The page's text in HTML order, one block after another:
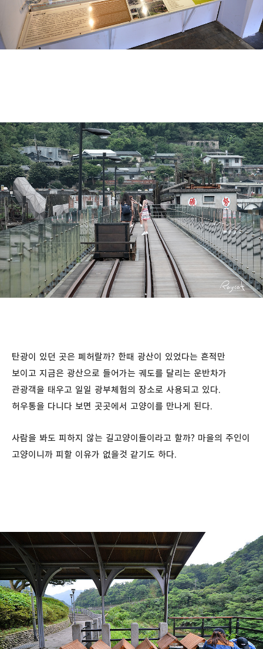
탄광이 있던 곳은 폐허랄까? 한때 광산이 있었다는 흔적만
보이고 지금은 광산으로 들어가는 궤도를 달리는 운반차가
관광객을 태우고 일일 광부체험의 장소로 사용되고 있다.
허우통을 다니다 보면 곳곳에서 고양이를 만나게 된다.
사람을 봐도 피하지 않는 길고양이들이라고 할까? 마을의 주인이
고양이니까 피할 이유가 없을것 같기도 하다.